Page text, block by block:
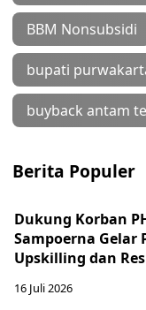
BBM Nonsubsidi
bupati
buyback antam
Berita Populer
Dukung Korban
Sampoerna Gelar
Upskilling dan
16 Juli 2026